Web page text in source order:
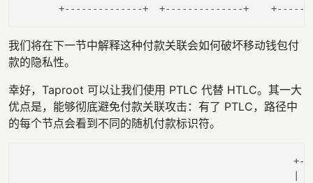
我们将在下一节中解释这种付款关联会如何破坏移动钱包付
款的隐私性。
幸好，Taproot 可以让我们使用 PTLC 代替 HTLC。其一大
优点是，能够彻底避免付款关联攻击：有了 PTLC，路径中
的每个节点会看到不同的随机付款标识符。
|